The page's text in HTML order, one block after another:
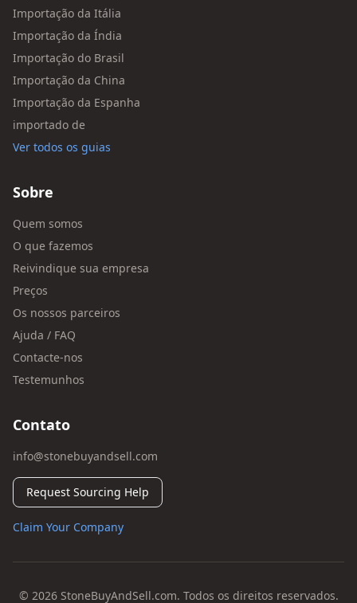
Importação da Itália
Importação da Índia
Importação do Brasil
Importação da China
Importação da Espanha
importado de
Ver todos os guias
Sobre
Quem somos
O que fazemos
Reivindique sua empresa
Preços
Os nossos parceiros
Ajuda / FAQ
Contacte-nos
Testemunhos
Contato
info@stonebuyandsell.com
Request Sourcing Help
Claim Your Company
© 2026 StoneBuyAndSell.com. Todos os direitos reservados.